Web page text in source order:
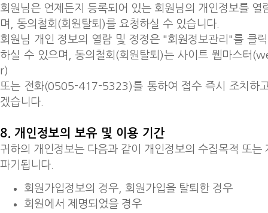
회원님은 언제든지 등록되어 있는 회원님의 개인정보를 열
며, 동의철회(회원탈퇴)를 요청하실 수 있습니다.
회원님 개인 정보의 열람 및 정정은 "회원정보관리"를 클
하실 수 있으며, 동의철회(회원탈퇴)는 사이트 웹마스터
r)
또는 전화(0505-417-5323)를 통하여 접수 즉시 조치하
겠습니다.
8. 개인정보의 보유 및 이용 기간
귀하의 개인정보는 다음과 같이 개인정보의 수집목적 또는
파기됩니다.
회원가입정보의 경우, 회원가입을 탈퇴한 경우
회원에서 제명되었을 경우